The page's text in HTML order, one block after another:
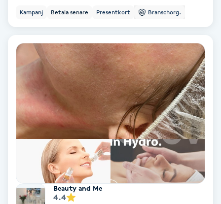
Kinesiologi
Kiropraktik
Klangmassage
Klippning
Klippning & Slingor
Klippning ungdom
Kampanj Betala senare Presentkort Branschorg.
Beauty and Me
4.4